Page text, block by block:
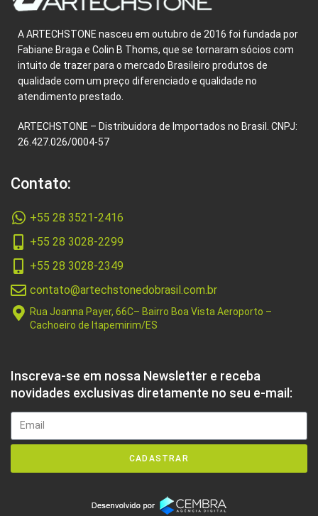
A ARTECHSTONE nasceu em outubro de 2016 foi fundada por
Fabiane Braga e Colin B Thoms, que se tornaram sócios com
intuito de trazer para o mercado Brasileiro produtos de
qualidade com um preço diferenciado e qualidade no
atendimento prestado.
ARTECHSTONE – Distribuidora de Importados no Brasil. CNPJ:
26.427.026/0004-57
Contato:
+55 28 3521-2416
+55 28 3028-2299
+55 28 3028-2349
contato@artechstonedobrasil.com.br
Rua Joanna Payer, 66C– Bairro Boa Vista Aeroporto –
Cachoeiro de Itapemirim/ES
Inscreva-se em nossa Newsletter e receba
novidades exclusivas diretamente no seu e-mail:
CADASTRAR